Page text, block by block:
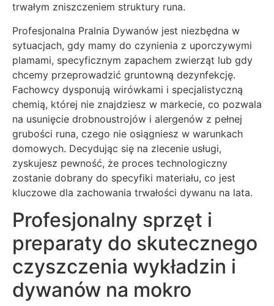
trwałym zniszczeniem struktury runa.
Profesjonalna Pralnia Dywanów jest niezbędna w
sytuacjach, gdy mamy do czynienia z uporczywymi
plamami, specyficznym zapachem zwierząt lub gdy
chcemy przeprowadzić gruntowną dezynfekcję.
Fachowcy dysponują wirówkami i specjalistyczną
chemią, której nie znajdziesz w markecie, co pozwala
na usunięcie drobnoustrojów i alergenów z pełnej
grubości runa, czego nie osiągniesz w warunkach
domowych. Decydując się na zlecenie usługi,
zyskujesz pewność, że proces technologiczny
zostanie dobrany do specyfiki materiału, co jest
kluczowe dla zachowania trwałości dywanu na lata.
Profesjonalny sprzęt i
preparaty do skutecznego
czyszczenia wykładzin i
dywanów na mokro